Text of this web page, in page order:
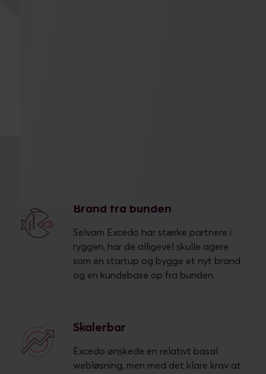
Brand fra bunden
Selvom Excedo har stærke partnere i
ryggen, har de alligevel skulle agere
som en startup og bygge et nyt brand
og en kundebase op fra bunden.
Skalerbar
Excedo ønskede en relativt basal
webløsning, men med det klare krav at